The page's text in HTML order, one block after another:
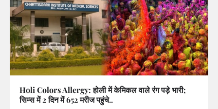
Holi Colors Allergy: होली में केमिकल वाले रंग पड़े भारी;
सिम्स में 2 दिन में 652 मरीज पहुंचे..